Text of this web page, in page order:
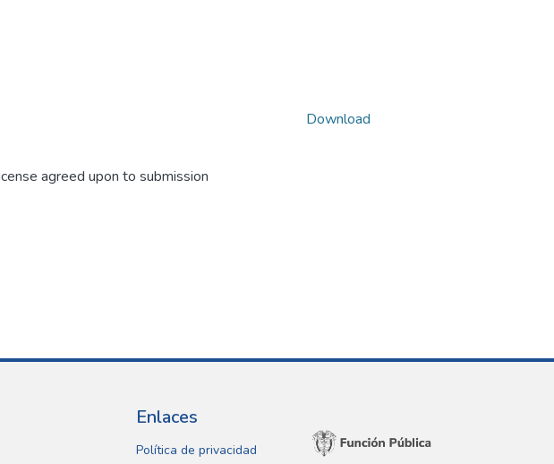
agreed upon to submission
Download
Enlaces
Política de privacidad